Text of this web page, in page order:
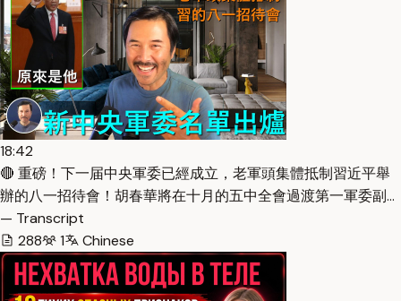
18:42
🔴 重磅！下一届中央軍委已經成立，老軍頭集體抵制習近平舉
辦的八一招待會！胡春華將在十月的五中全會過渡第一軍委副…
— Transcript
288
1 Chinese